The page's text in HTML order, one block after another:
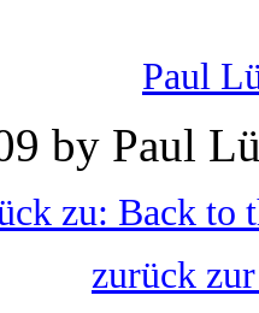
Paul
by Paul
zu: Back to
zurück